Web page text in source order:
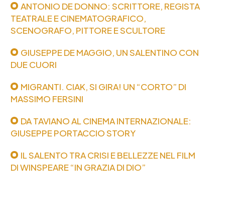
ANTONIO DE DONNO: SCRITTORE, REGISTA
TEATRALE E CINEMATOGRAFICO,
SCENOGRAFO, PITTORE E SCULTORE
GIUSEPPE DE MAGGIO, UN SALENTINO CON
DUE CUORI
MIGRANTI. CIAK, SI GIRA! UN “CORTO” DI
MASSIMO FERSINI
DA TAVIANO AL CINEMA INTERNAZIONALE:
GIUSEPPE PORTACCIO STORY
IL SALENTO TRA CRISI E BELLEZZE NEL FILM
DI WINSPEARE “IN GRAZIA DI DIO”